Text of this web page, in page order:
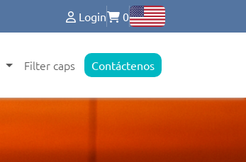
Login 0
Filter caps Contáctenos